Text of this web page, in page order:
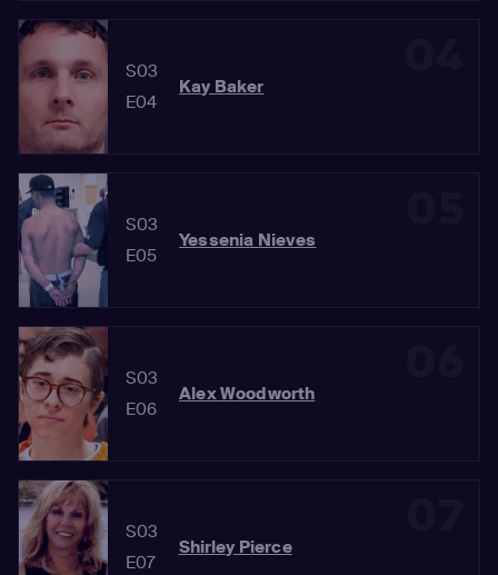
S03
E04
Kay Baker
S03
E05
Yessenia Nieves
S03
E06
Alex Woodworth
S03
E07
Shirley Pierce